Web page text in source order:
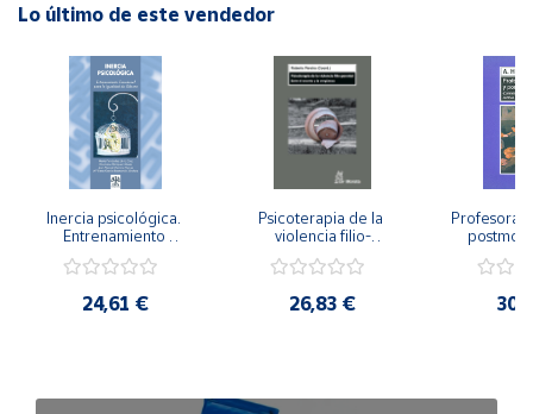
Lo último de este vendedor
Inercia psicológica.
Entrenamiento
Igualdad de Género.
24,61 €
Psicoterapia de la
violencia filio-
secreto y la
26,83 €